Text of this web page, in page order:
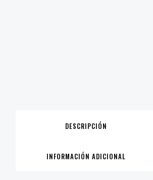
DESCRIPCIÓN
INFORMACIÓN ADICIONAL